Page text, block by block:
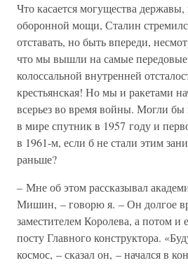
Что касается могущества
оборонной мощи, Сталин
отставать, но быть впереди,
что мы вышли на самые
колоссальной внутренней
крестьянская! Но мы и ракетами
всерьез во время войны. Могли
в мире спутник в 1957 году и
в 1961-м, если б не стали этим
раньше?
– Мне об этом рассказывал
Мишин, – говорю я. – Он долгое
заместителем Королева, а потом и
посту Главного конструктора.
космос, – сказал он, – начался в